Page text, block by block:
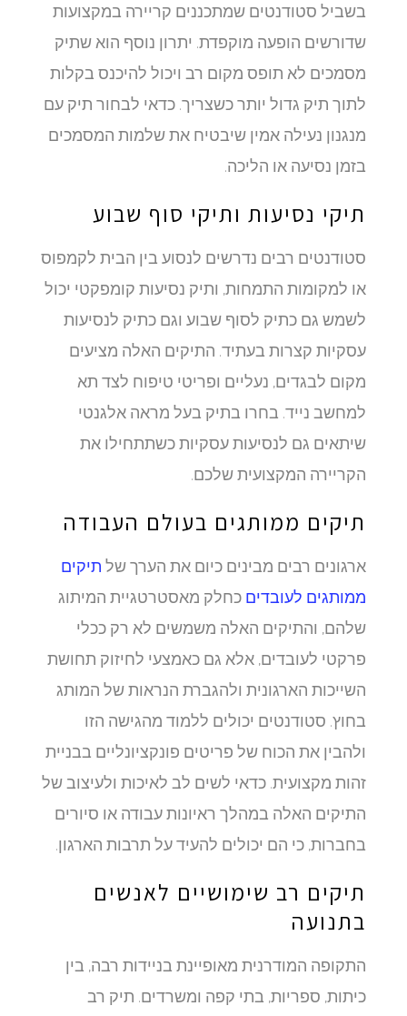
בשביל סטודנטים שמתכננים קריירה במקצועות
שדורשים הופעה מוקפדת. יתרון נוסף הוא שתיק
מסמכים לא תופס מקום רב ויכול להיכנס בקלות
לתוך תיק גדול יותר כשצריך. כדאי לבחור תיק עם
מנגנון נעילה אמין שיבטיח את שלמות המסמכים
בזמן נסיעה או הליכה.
תיקי נסיעות ותיקי סוף שבוע
סטודנטים רבים נדרשים לנסוע בין הבית לקמפוס
או למקומות התמחות, ותיק נסיעות קומפקטי יכול
לשמש גם כתיק לסוף שבוע וגם כתיק לנסיעות
עסקיות קצרות בעתיד. התיקים האלה מציעים
מקום לבגדים, נעליים ופריטי טיפוח לצד תא
למחשב נייד. בחרו בתיק בעל מראה אלגנטי
שיתאים גם לנסיעות עסקיות כשתתחילו את
הקריירה המקצועית שלכם.
תיקים ממותגים בעולם העבודה
ארגונים רבים מבינים כיום את הערך שלתיקים
ממותגים לעובדיםכחלק מאסטרטגיית המיתוג
שלהם, והתיקים האלה משמשים לא רק ככלי
פרקטי לעובדים, אלא גם כאמצעי לחיזוק תחושת
השייכות הארגונית ולהגברת הנראות של המותג
בחוץ. סטודנטים יכולים ללמוד מהגישה הזו
ולהבין את הכוח של פריטים פונקציונליים בבניית
זהות מקצועית. כדאי לשים לב לאיכות ולעיצוב של
התיקים האלה במהלך ראיונות עבודה או סיורים
בחברות, כי הם יכולים להעיד על תרבות הארגון.
תיקים רב שימושיים לאנשים
בתנועה
התקופה המודרנית מאופיינת בניידות רבה, בין
כיתות, ספריות, בתי קפה ומשרדים. תיק רב